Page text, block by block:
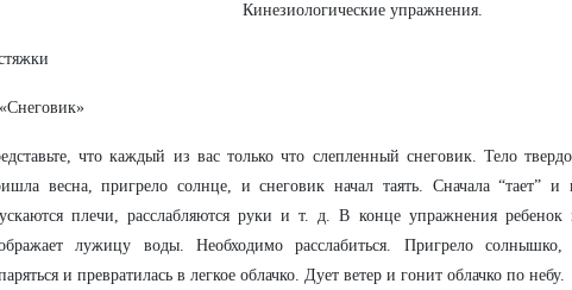
Кинезиологические упражнения.
что каждый из вас только что слепленный снеговик. Тело
весна, пригрело солнце, и снеговик начал таять. Сначала “тает” и
плечи, расслабляются руки и т. д. В конце упражнения
лужицу воды. Необходимо расслабиться. Пригрело
и превратилась в легкое облачко. Дует ветер и гонит облачко по небу.